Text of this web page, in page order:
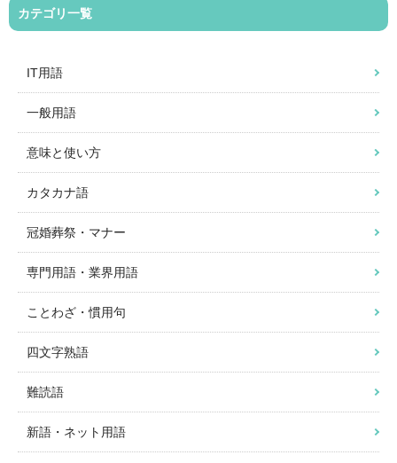
カテゴリ一覧
IT用語
一般用語
意味と使い方
カタカナ語
冠婚葬祭・マナー
専門用語・業界用語
ことわざ・慣用句
四文字熟語
難読語
新語・ネット用語